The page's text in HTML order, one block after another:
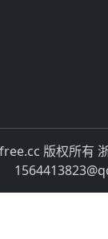
版权所有